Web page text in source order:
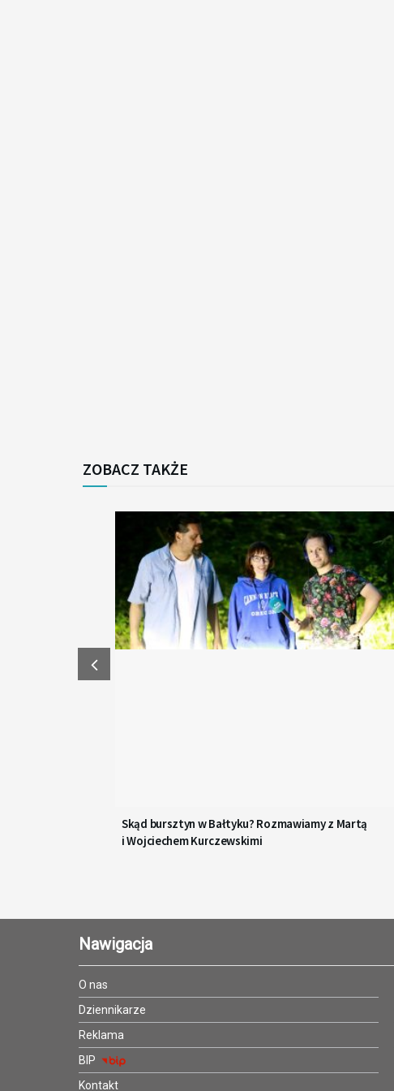
ZOBACZ TAKŻE
Skąd bursztyn w Bałtyku? Rozmawiamy z Martą
i Wojciechem Kurczewskimi
Nawigacja
O nas
Dziennikarze
Reklama
BIP
Kontakt